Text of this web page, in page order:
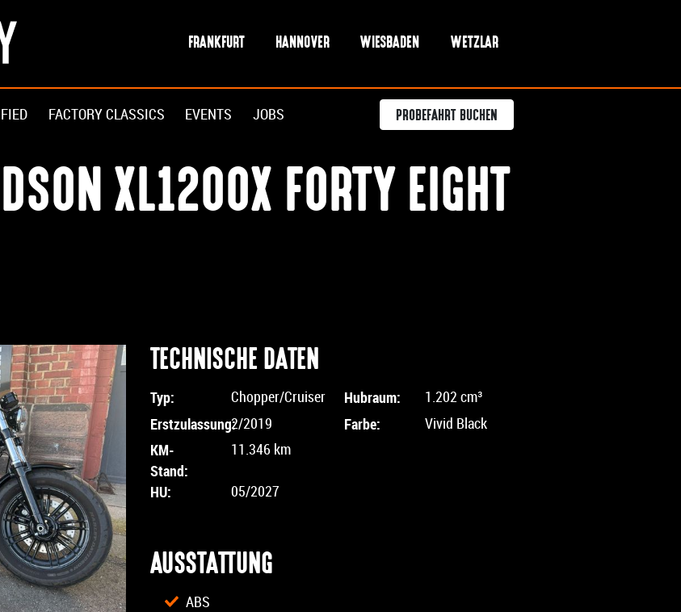
FRANKFURT HANNOVER WIESBADEN WETZLAR
FACTORY CLASSICS EVENTS JOBS PROBEFAHRT BUCHEN
XL1200X FORTY EIGHT
TECHNISCHE DATEN
Typ: Chopper/Cruiser
Erstzulassung:2/2019
KM-
Stand:
11.346 km
HU: 05/2027
Hubraum: 1.202 cm³
Farbe: Vivid Black
AUSSTATTUNG
ABS